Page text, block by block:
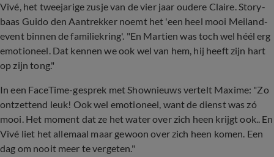
Vivé, het tweejarige zusje van de vier jaar oudere Claire. Story-
baas Guido den Aantrekker noemt het 'een heel mooi Meiland-
event binnen de familiekring'. "En Martien was toch wel héél erg
emotioneel. Dat kennen we ook wel van hem, hij heeft zijn hart
op zijn tong."
In een FaceTime-gesprek met Shownieuws vertelt Maxime: "Zo
ontzettend leuk! Ook wel emotioneel, want de dienst was zó
mooi. Het moment dat ze het water over zich heen krijgt ook.. En
Vivé liet het allemaal maar gewoon over zich heen komen. Een
dag om nooit meer te vergeten."